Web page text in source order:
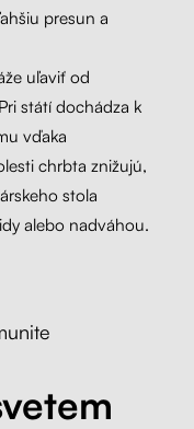
presun a
uľaviť od
státí dochádza k
vďaka
chrbta znižujú,
stola
alebo nadváhou.